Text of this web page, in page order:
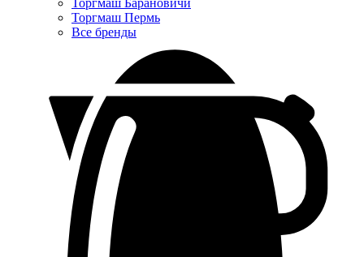
Торгмаш Барановичи
Торгмаш Пермь
Все бренды